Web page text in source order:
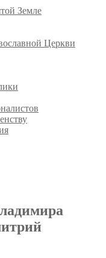
Земле
Церкви